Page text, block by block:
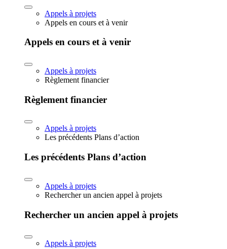
Appels à projets
Appels en cours et à venir
Appels en cours et à venir
Appels à projets
Règlement financier
Règlement financier
Appels à projets
Les précédents Plans d’action
Les précédents Plans d’action
Appels à projets
Rechercher un ancien appel à projets
Rechercher un ancien appel à projets
Appels à projets